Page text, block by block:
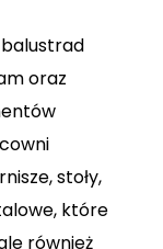
oraz
stoły,
które
również